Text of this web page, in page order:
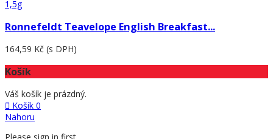
Ronnefeldt Teavelope English Breakfast...
164,59 Kč (s DPH)
Košík
Váš košík je prázdný.
Košík 0
Nahoru